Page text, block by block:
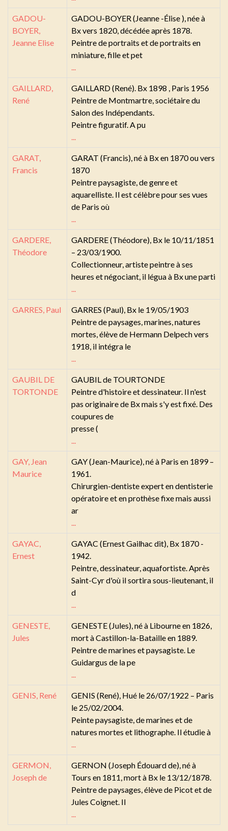
GADOU-
BOYER,
Jeanne Elise
GADOU-BOYER (Jeanne -Élise ), née à
Bx vers 1820, décédée après 1878.
Peintre de portraits et de portraits en
miniature, fille et pet
GAILLARD,
René
GAILLARD (René). Bx 1898 , Paris 1956
Peintre de Montmartre, sociétaire du
Salon des Indépendants.
Peintre figuratif. A pu
GARAT,
Francis
GARAT (Francis), né à Bx en 1870 ou vers
1870
Peintre paysagiste, de genre et
aquarelliste. Il est célèbre pour ses vues
de Paris où
GARDERE,
Théodore
GARDERE (Théodore), Bx le 10/11/1851
– 23/03/1900.
Collectionneur, artiste peintre à ses
heures et négociant, il légua à Bx une parti
GARRES, Paul
GARRES (Paul), Bx le 19/05/1903
Peintre de paysages, marines, natures
mortes, élève de Hermann Delpech vers
1918, il intégra le
GAUBIL DE
TORTONDE
GAUBIL de TOURTONDE
Peintre d'histoire et dessinateur. Il n'est
pas originaire de Bx mais s'y est fixé. Des
coupures de
presse (
GAY, Jean
Maurice
GAY (Jean-Maurice), né à Paris en 1899 –
1961.
Chirurgien-dentiste expert en dentisterie
opératoire et en prothèse fixe mais aussi
ar
GAYAC,
Ernest
GAYAC (Ernest Gailhac dit), Bx 1870 -
1942.
Peintre, dessinateur, aquafortiste. Après
Saint-Cyr d'où il sortira sous-lieutenant, il
d
GENESTE,
Jules
GENESTE (Jules), né à Libourne en 1826,
mort à Castillon-la-Bataille en 1889.
Peintre de marines et paysagiste. Le
Guidargus de la pe
GENIS, René
GENIS (René), Hué le 26/07/1922 – Paris
le 25/02/2004.
Peinte paysagiste, de marines et de
natures mortes et lithographe. Il étudie à
GERMON,
Joseph de
GERNON (Joseph Édouard de), né à
Tours en 1811, mort à Bx le 13/12/1878.
Peintre de paysages, élève de Picot et de
Jules Coignet. Il